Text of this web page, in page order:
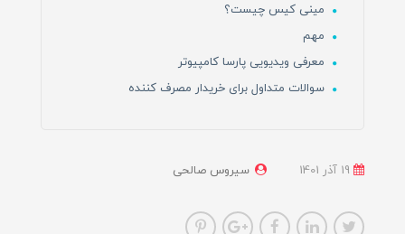
مینی کیس چیست؟
مهم
معرفی ویدیویی پارسا کامپیوتر
سوالات متداول برای خریدار مصرف کننده
سیروس صالحی